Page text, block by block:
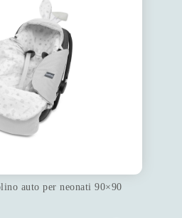
auto per neonati 90×90